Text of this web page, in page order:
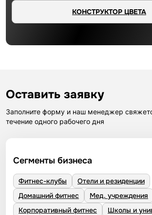
КОНСТРУКТОР ЦВЕТА
Оставить заявку
Заполните форму и наш менеджер
течение одного рабочего дня
Сегменты бизнеса
Фитнес-клубы
Отели и резиденции
Домашний фитнес
Мед. учреждения
Корпоративный фитнес
Школы и